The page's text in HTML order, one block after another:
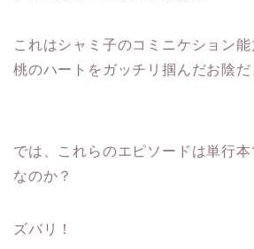
これはシャミ子のコミニケション
桃のハートをガッチリ掴んだお陰だ
では、これらのエピソードは単行
なのか？
ズバリ！